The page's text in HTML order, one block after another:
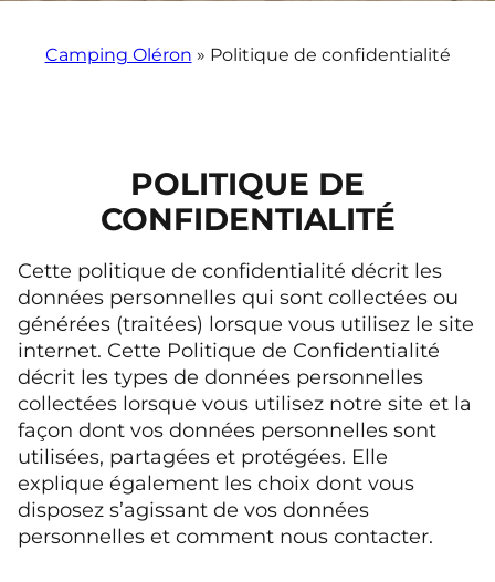
Camping Oléron » Politique de confidentialité
POLITIQUE DE
CONFIDENTIALITÉ
Cette politique de confidentialité décrit les
données personnelles qui sont collectées ou
générées (traitées) lorsque vous utilisez le site
internet. Cette Politique de Confidentialité
décrit les types de données personnelles
collectées lorsque vous utilisez notre site et la
façon dont vos données personnelles sont
utilisées, partagées et protégées. Elle
explique également les choix dont vous
disposez s’agissant de vos données
personnelles et comment nous contacter.